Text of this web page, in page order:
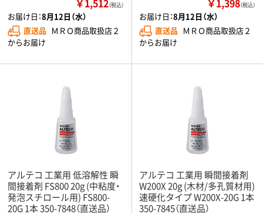
￥1,512（税込）
お届け日：8月12日（水）
直送品 ＭＲＯ商品取扱店２
からお届け
￥1,398（税込）
お届け日：8月12日（水）
直送品 ＭＲＯ商品取扱店２
からお届け
アルテコ 工業用 低溶解性 瞬
間接着剤 FS800 20g (中粘度・
発泡スチロール用) FS800-
20G 1本 350-7848（直送品）
アルテコ 工業用 瞬間接着剤
W200X 20g (木材/多孔質材用)
速硬化タイプ W200X-20G 1本
350-7845（直送品）